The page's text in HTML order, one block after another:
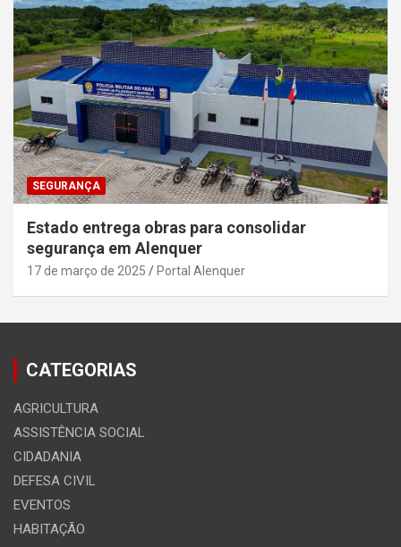
SEGURANÇA
Estado entrega obras para consolidar
segurança em Alenquer
17 de março de 2025 Portal Alenquer
CATEGORIAS
AGRICULTURA
ASSISTÊNCIA SOCIAL
CIDADANIA
DEFESA CIVIL
EVENTOS
HABITAÇÃO